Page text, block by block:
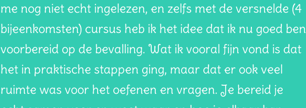
me nog niet echt ingelezen, en zelfs met de versnelde (4
bijeenkomsten) cursus heb ik het idee dat ik nu goed ben
voorbereid op de bevalling. Wat ik vooral fijn vond is dat
het in praktische stappen ging, maar dat er ook veel
ruimte was voor het oefenen en vragen. Je bereid je